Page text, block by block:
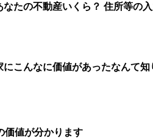
なたの不動産いくら？ 住所等の
にこんなに価値があったなんて
価値が分かります